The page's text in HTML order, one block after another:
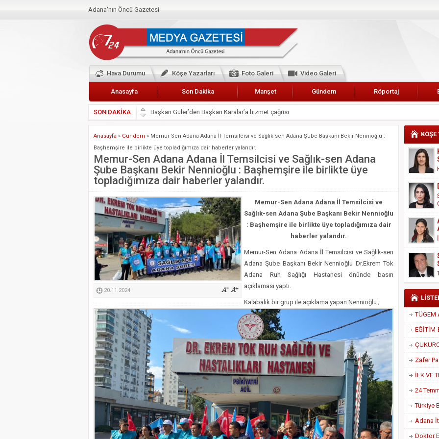
Adana'nın Öncü Gazetesi
Hava Durumu Köşe Yazarları Foto Galeri Video Galeri
Anasayfa Son Dakika Manşet Gündem Röportaj
SON DAKİKA
Başkan Güler’den Başkan Karalar’a hizmet çağrısı
Lokantacılar ve Kebapçılar Esnaf Odası Başkanı Şefik Arslan
HDP İL BİNASININ ÖNÜNDE ANNELER TARİH YAZIYORLAR
CEYHAN TİCARET ODASI
Hainler emellerine asla erişemeyecekler
BÖLGEMİZ ÇUKUROVA’DA 2019 YILI PAMUK HASADINA BAŞLANDI
İyi Parti Yüreğir İlçe Başkanı Enis Akyürek
Kimyasallardan Koruma Derneği Başkanı Cennet Çelik
Anasayfa » Gündem » Memur-Sen Adana Adana İl Temsilcisi ve Sağlık-sen Adana Şube Başkanı Bekir Nennioğlu :
Başhemşire ile birlikte üye topladığımıza dair haberler yalandır.
Memur-Sen Adana Adana İl Temsilcisi ve Sağlık-sen Adana
Şube Başkanı Bekir Nennioğlu : Başhemşire ile birlikte üye
topladığımıza dair haberler yalandır.
20.11.2024
Memur-Sen Adana Adana İl Temsilcisi ve
Sağlık-sen Adana Şube Başkanı Bekir Nennioğlu
: Başhemşire ile birlikte üye topladığımıza dair
haberler yalandır.
Memur-Sen Adana Adana İl Temsilcisi ve Sağlık-sen
Adana Şube Başkanı Bekir Nennioğlu Dr.Ekrem Tok
Adana Ruh Sağlığı Hastanesi önünde basın
açıklaması yaptı.
Kalabalık bir grup ile açıklama yapan Nennioğlu ;
Adana